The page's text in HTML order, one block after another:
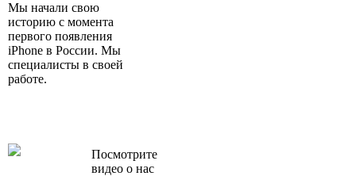
Мы начали свою
историю с момента
первого появления
iPhone в России. Мы
специалисты в своей
работе.
Посмотрите
видео о нас